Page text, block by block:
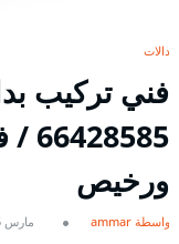
بدالات
فني تركيب
ورخيص
بواسطة ammar مارس 5, 2021